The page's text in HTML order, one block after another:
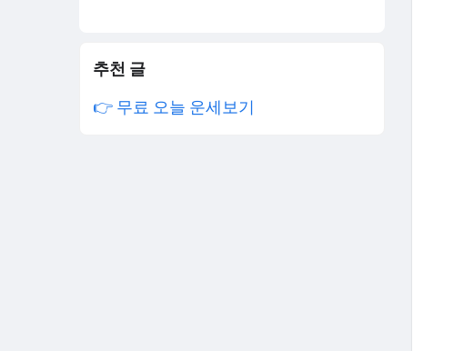
추천 글
👉 무료 오늘 운세보기